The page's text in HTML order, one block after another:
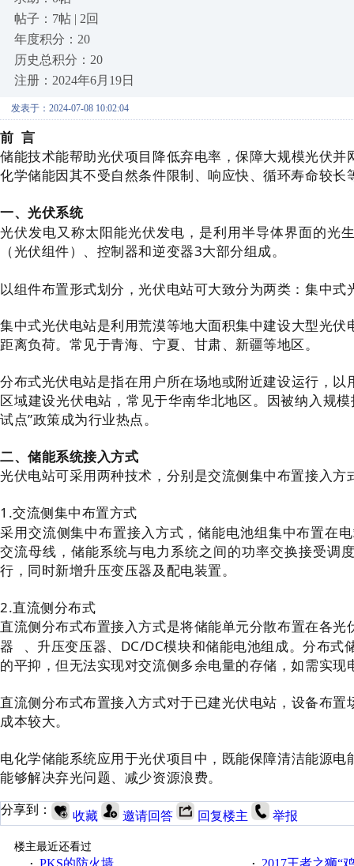
帖子：7帖 | 2回
年度积分：20
历史总积分：20
注册：2024年6月19日
发表于：2024-07-08 10:02:04
前 言
储能技术能帮助光伏项目降低弃电率，保障大规模光伏
化学储能因其不受自然条件限制、响应快、循环寿命较
一、光伏系统
光伏发电又称太阳能光伏发电，是利用半导体界面的光
（光伏组件）、控制器和逆变器3大部分组成。
以组件布置形式划分，光伏电站可大致分为两类：集中式
集中式光伏电站是利用荒漠等地大面积集中建设大型光
距离负荷。常见于青海、宁夏、甘肃、新疆等地区。
分布式光伏电站是指在用户所在场地或附近建设运行，
区域建设光伏电站，常见于华南华北地区。因被纳入规
试点”政策成为行业热点。
二、储能系统接入方式
光伏电站可采用两种技术，分别是交流侧集中布置接入
1.交流侧集中布置方式
采用交流侧集中布置接入方式，储能电池组集中布置在
交流母线，储能系统与电力系统之间的功率交换接受调
行，同时新增升压变压器及配电装置。
2.直流侧分布式
直流侧分布式布置接入方式是将储能单元分散布置在各
器
、升压变压器、DC/DC模块和储能电池组成。分布
的平抑，但无法实现对交流侧多余电量的存储，如需实
直流侧分布式布置接入方式对于已建光伏电站，设备布
成本较大。
电化学储能系统应用于光伏项目中，既能保障清洁能源
能够解决弃光问题、减少资源浪费。
分享到： 收藏 邀请回答 回复楼主 举报
楼主最近还看过
PKS的防火墙 2017王者之狮“鸡”情签到